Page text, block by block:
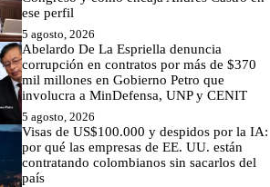
ese perfil
5 agosto, 2026
Abelardo De La Espriella denuncia
corrupción en contratos por más de $370
mil millones en Gobierno Petro que
involucra a MinDefensa, UNP y CENIT
5 agosto, 2026
Visas de US$100.000 y despidos por la IA:
por qué las empresas de EE. UU. están
contratando colombianos sin sacarlos del
país